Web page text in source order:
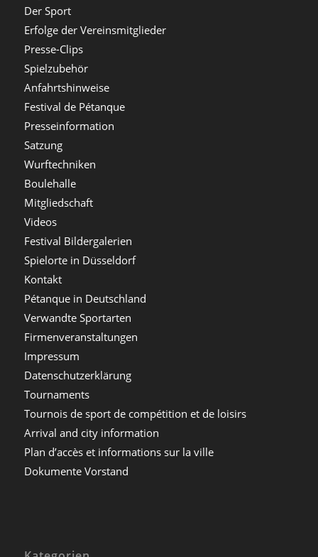
Der Sport
Erfolge der Vereinsmitglieder
Presse-Clips
Spielzubehör
Anfahrtshinweise
Festival de Pétanque
Presseinformation
Satzung
Wurftechniken
Boulehalle
Mitgliedschaft
Videos
Festival Bildergalerien
Spielorte in Düsseldorf
Kontakt
Pétanque in Deutschland
Verwandte Sportarten
Firmenveranstaltungen
Impressum
Datenschutzerklärung
Tournaments
Tournois de sport de compétition et de loisirs
Arrival and city information
Plan d’accès et informations sur la ville
Dokumente Vorstand